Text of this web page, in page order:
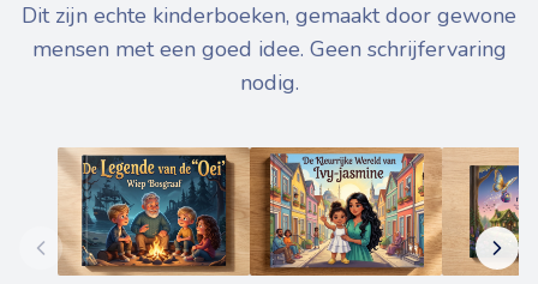
Dit zijn echte kinderboeken, gemaakt door gewone
mensen met een goed idee. Geen schrijfervaring
nodig.